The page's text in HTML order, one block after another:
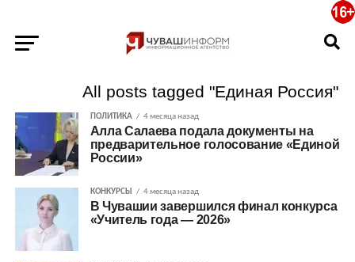
All posts tagged "Единая Россия"
ПОЛИТИКА 4 месяца назад
Алла Салаева подала документы на
предварительное голосование «Единой
России»
КОНКУРСЫ 4 месяца назад
В Чувашии завершился финал конкурса
«Учитель года — 2026»